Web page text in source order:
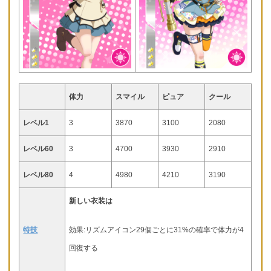
体力 スマイル ピュア クール
レベル1 3 3870 3100 2080
レベル60 3 4700 3930 2910
レベル80 4 4980 4210 3190
特技
新しい衣装は
効果:リズムアイコン29個ごとに31%の確率で体力が4
回復する